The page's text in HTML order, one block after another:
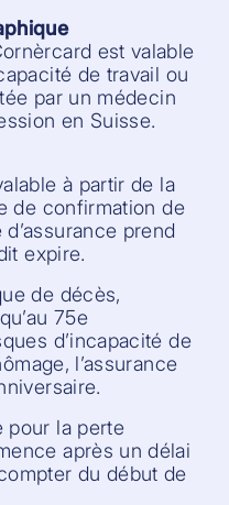
est valable
de travail ou
par un médecin
en Suisse.
à partir de la
de confirmation de
prend
expire.
de décès,
75e
d’incapacité de
l’assurance
pour la perte
après un délai
du début de